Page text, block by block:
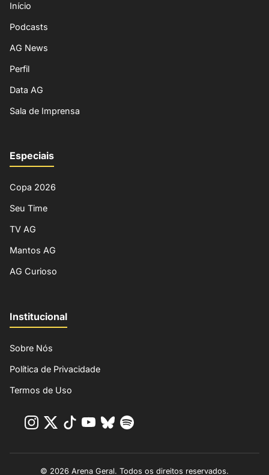
Início
Podcasts
AG News
Perfil
Data AG
Sala de Imprensa
Especiais
Copa 2026
Seu Time
TV AG
Mantos AG
AG Curioso
Institucional
Sobre Nós
Política de Privacidade
Termos de Uso
© 2026 Arena Geral. Todos os direitos reservados.